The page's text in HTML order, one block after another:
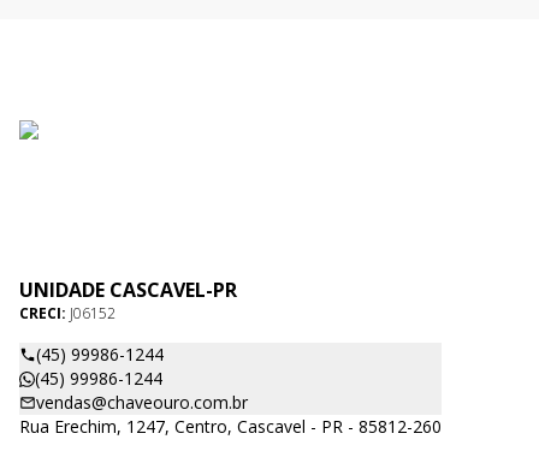
UNIDADE CASCAVEL-PR
CRECI: J06152
(45) 99986-1244
(45) 99986-1244
vendas@chaveouro.com.br
Rua Erechim, 1247, Centro, Cascavel - PR - 85812-260